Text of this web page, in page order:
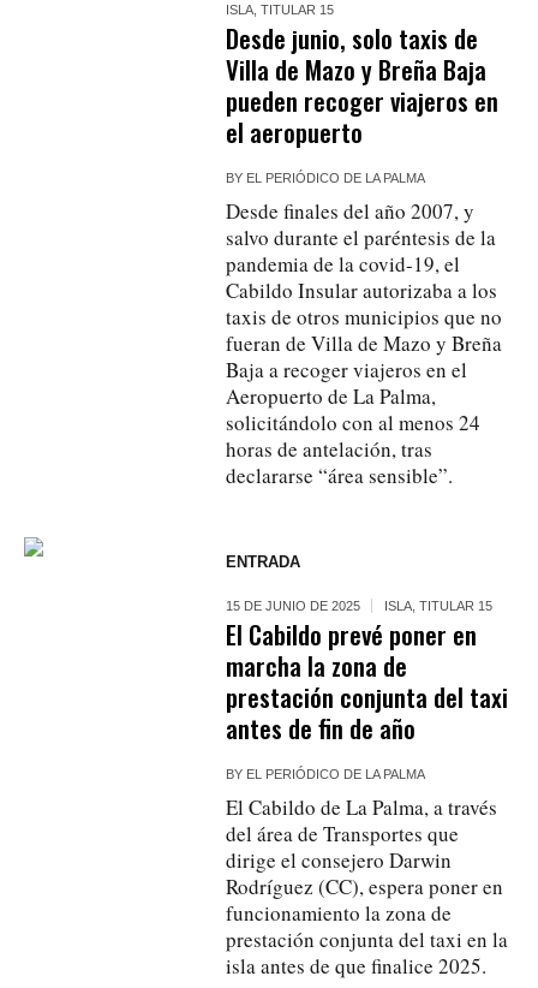
ISLA ,TITULAR 15
Desde junio, solo taxis de
Villa de Mazo y Breña Baja
pueden recoger viajeros en
el aeropuerto
BY EL PERIÓDICO DE LA PALMA
Desde finales del año 2007, y
salvo durante el paréntesis de la
pandemia de la covid-19, el
Cabildo Insular autorizaba a los
taxis de otros municipios que no
fueran de Villa de Mazo y Breña
Baja a recoger viajeros en el
Aeropuerto de La Palma,
solicitándolo con al menos 24
horas de antelación, tras
declararse “área sensible”.
ENTRADA
15 DE JUNIO DE 2025 ISLA ,TITULAR 15
El Cabildo prevé poner en
marcha la zona de
prestación conjunta del taxi
antes de fin de año
BY EL PERIÓDICO DE LA PALMA
El Cabildo de La Palma, a través
del área de Transportes que
dirige el consejero Darwin
Rodríguez (CC), espera poner en
funcionamiento la zona de
prestación conjunta del taxi en la
isla antes de que finalice 2025.